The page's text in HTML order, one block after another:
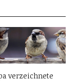
verzeichnete